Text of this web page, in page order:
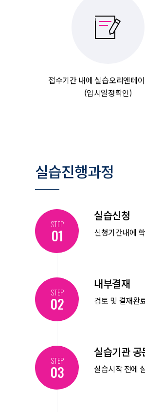
접수기간 내에 실습오리엔테
(입시일정확인)
실습진행과정
STEP
01
실습신청
신청기간내에
STEP
02
내부결재
검토 및 결재완
STEP
03
실습기관 공
실습시작 전에